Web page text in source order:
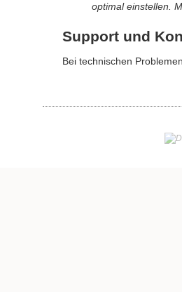
optimal einstellen.
Support und
Bei technischen